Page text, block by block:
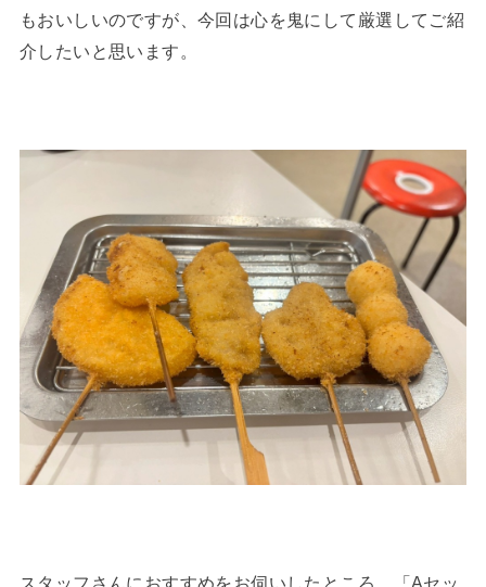
もおいしいのですが、今回は心を鬼にして厳選してご紹
介したいと思います。
スタッフさんにおすすめをお伺いしたところ、「Aセッ